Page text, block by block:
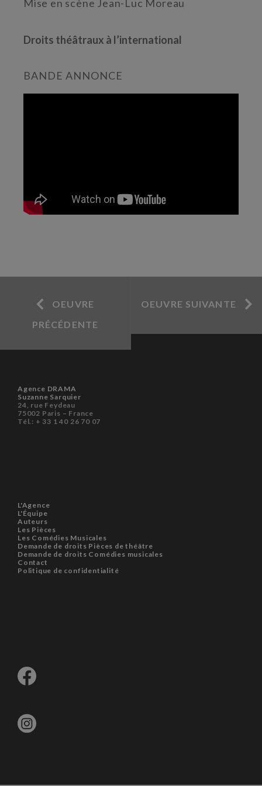
Mise en scène Jean-Luc Moreau
Droits théâtraux à l’international
BANDE ANNONCE
OEUVRE
PRÉCÉDENTE
OEUVRE SUIVANTE
Agence DRAMA
Suzanne Sarquier
24, rue Feydeau
75002 Paris – France
Tél.: + 33 1 40 26 70 07
L'Agence
L'Équipe
Auteurs
Les Pièces
Les Comédies Musicales
Demande de droits Pièces de théâtre
Demande de droits Comédies musicales
Contact
Politique de confidentialité